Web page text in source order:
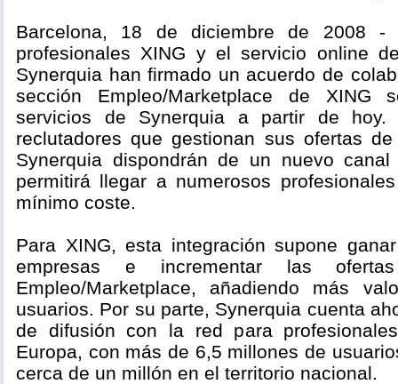
Barcelona, 18 de diciembre de 2008
profesionales XING y el servicio online
Synerquia han firmado un acuerdo de
sección Empleo/Marketplace de XING
servicios de Synerquia a partir de
reclutadores que gestionan sus ofertas
Synerquia dispondrán de un nuevo
permitirá llegar a numerosos
mínimo coste.
Para XING, esta integración supone
empresas e incrementar las
Empleo/Marketplace, añadiendo más
usuarios. Por su parte, Synerquia cuenta
de difusión con la red para
Europa, con más de 6,5 millones de
cerca de un millón en el territorio nacional.